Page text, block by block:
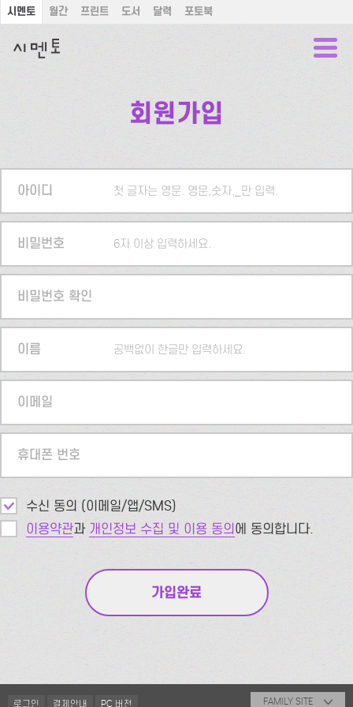
시멘토 월간 프린트 도서 달력 포토북
회원가입
아이디 첫 글자는 영문. 영문,숫자,_만 입력.
비밀번호 6자 이상 입력하세요.
비밀번호 확인
이름 공백없이 한글만 입력하세요.
이메일
휴대폰 번호
수신 동의 (이메일/앱/SMS)
이용약관과 개인정보 수집 및 이용 동의에 동의합니다.
로그인 결제안내 PC 버전 FAMILY SITE